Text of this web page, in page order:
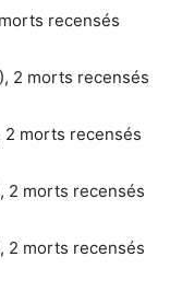
recensés
2 morts recensés
2 morts recensés
2 morts recensés
2 morts recensés